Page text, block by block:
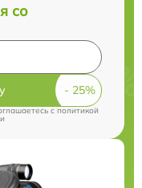
со
cполитикой